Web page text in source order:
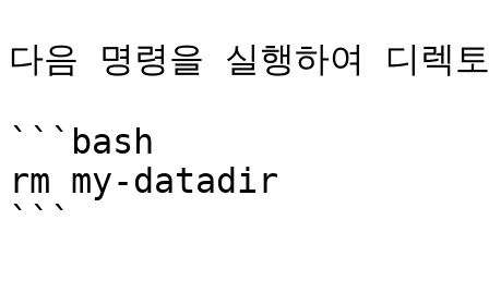
다음 명령을 실행하여 디렉
```bash
rm my-datadir
```